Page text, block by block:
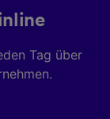
Tag über